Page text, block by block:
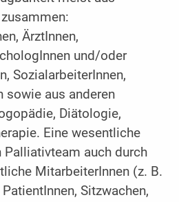
ÄrztInnen,
und/oder
SozialarbeiterInnen,
sowie aus anderen
Diätologie,
Eine wesentliche
Palliativteam auch durch
MitarbeiterInnen (z. B.
Sitzwachen,